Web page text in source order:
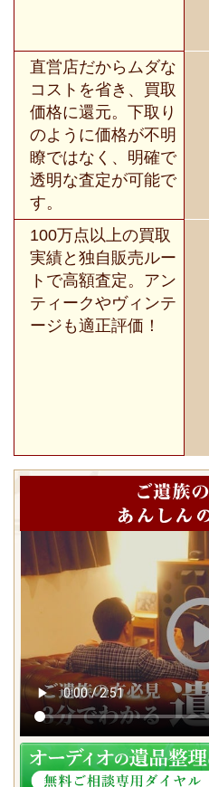
直営店だからムダな
コストを省き、買取
価格に還元。下取り
のように価格が不明
瞭ではなく、明確で
透明な査定が可能で
す。
100万点以上の買取
実績と独自販売ルー
トで高額査定。アン
ティークやヴィンテ
ージも適正評価！